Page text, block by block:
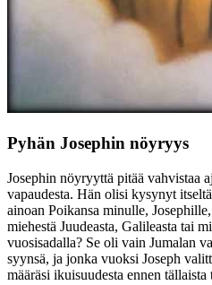
Pyhän Josephin nöyryys
Josephin nöyryyttä pitää vahvistaa
vapaudesta. Hän olisi kysynyt
ainoan Poikansa minulle,
miehestä Juudeasta, Galileasta tai
vuosisadalla? Se oli vain Jumalan
syynsä, ja jonka vuoksi Joseph
määräsi ikuisuudesta ennen